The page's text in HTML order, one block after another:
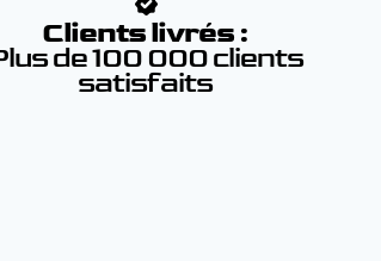
Clients livrés :
de 100 000 clients
satisfaits